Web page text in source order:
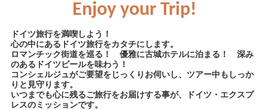
Enjoy your Trip!
ドイツ旅行を満喫しよう！
心の中にあるドイツ旅行をカタチにします。
ロマンチック街道を巡る！ 優雅に古城ホテルに泊まる！ 深み
のあるドイツビールを味わう！
コンシェルジュがご要望をじっくりお伺いし、ツアー中もしっか
りと見守ります。
いつまでも心に残るご旅行をお届けする事が、ドイツ・エクスプ
レスのミッションです。